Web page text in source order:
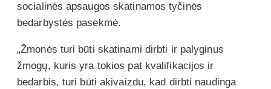
socialinės apsaugos skatinamos tyčinės
bedarbystės pasekmė.
„Žmonės turi būti skatinami dirbti ir palyginus
žmogų, kuris yra tokios pat kvalifikacijos ir
bedarbis, turi būti akivaizdu, kad dirbti naudinga